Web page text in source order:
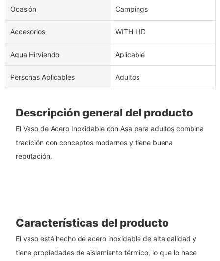
Ocasión Campings
Accesorios WITH LID
Agua Hirviendo Aplicable
Personas Aplicables Adultos
Descripción general del producto
El Vaso de Acero Inoxidable con Asa para adultos combina
tradición con conceptos modernos y tiene buena
reputación.
Características del producto
El vaso está hecho de acero inoxidable de alta calidad y
tiene propiedades de aislamiento térmico, lo que lo hace